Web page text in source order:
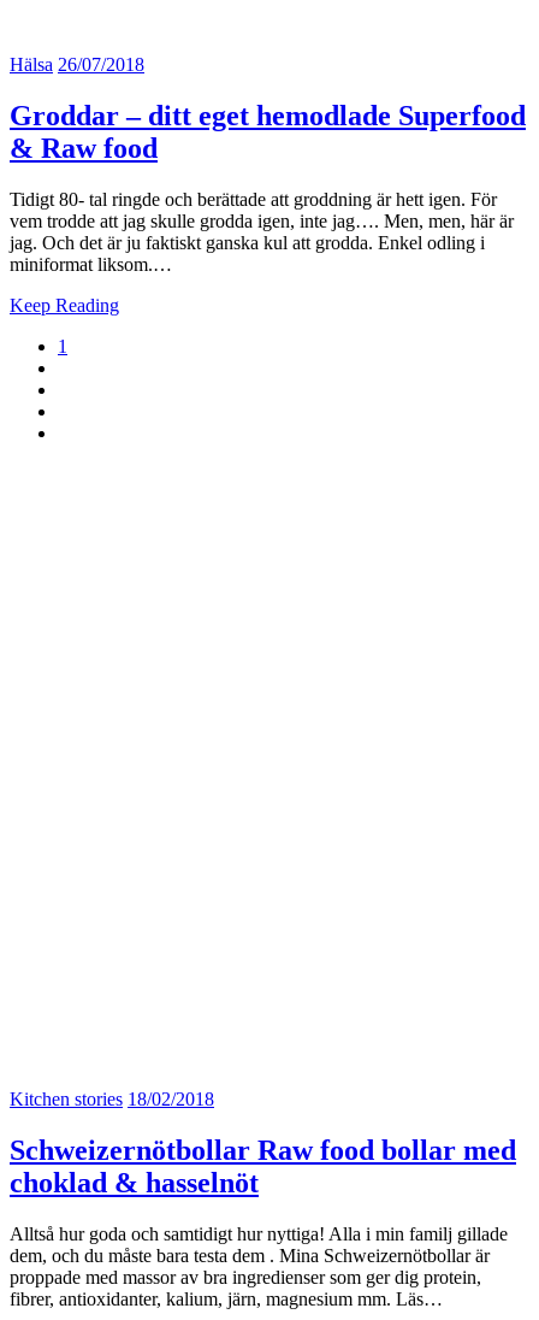
Hälsa 26/07/2018
Groddar – ditt eget hemodlade Superfood
& Raw food
Tidigt 80- tal ringde och berättade att groddning är hett igen. För
vem trodde att jag skulle grodda igen, inte jag…. Men, men, här är
jag. Och det är ju faktiskt ganska kul att grodda. Enkel odling i
miniformat liksom.…
Keep Reading
1
Kitchen stories 18/02/2018
Schweizernötbollar Raw food bollar med
choklad & hasselnöt
Alltså hur goda och samtidigt hur nyttiga! Alla i min familj gillade
dem, och du måste bara testa dem . Mina Schweizernötbollar är
proppade med massor av bra ingredienser som ger dig protein,
fibrer, antioxidanter, kalium, järn, magnesium mm. Läs…